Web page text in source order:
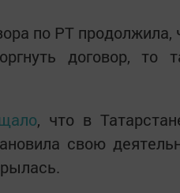
по РТ продолжила,
договор, то
, что в
свою